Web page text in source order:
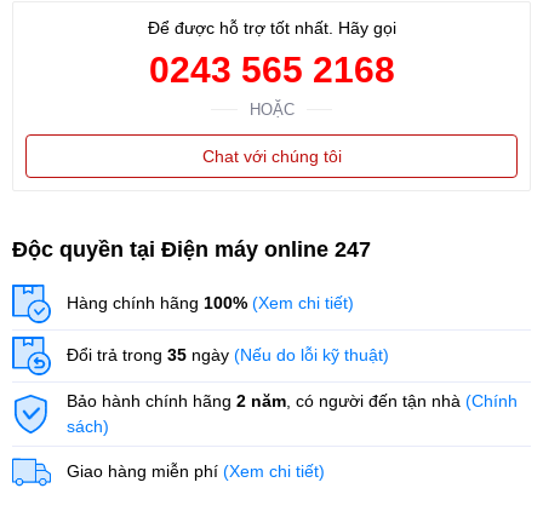
Để được hỗ trợ tốt nhất. Hãy gọi
0243 565 2168
HOẶC
Chat với chúng tôi
Độc quyền tại Điện máy online 247
Hàng chính hãng 100% (Xem chi tiết)
Đổi trả trong 35 ngày (Nếu do lỗi kỹ thuật)
Bảo hành chính hãng 2 năm , có người đến tận nhà (Chính
sách)
Giao hàng miễn phí (Xem chi tiết)